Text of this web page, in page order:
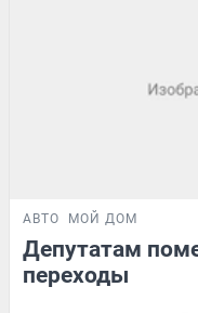
АВТО МОЙ ДОМ
Депутатам
переходы